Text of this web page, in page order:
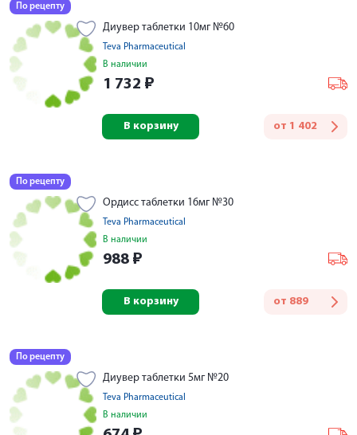
По рецепту
Диувер таблетки 10мг №60
Teva Pharmaceutical
В наличии
1 732 ₽
от 1 402
В корзину
По рецепту
Ордисс таблетки 16мг №30
Teva Pharmaceutical
В наличии
988 ₽
от 889
В корзину
По рецепту
Диувер таблетки 5мг №20
Teva Pharmaceutical
В наличии